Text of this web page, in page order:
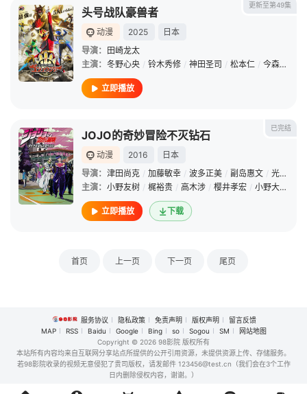
更新至第49集
头号战队豪兽者
动漫 2025
日本
导演：
田崎龙太
主演： 冬野心央 / 铃木秀修 / 神田圣司 / 松本仁 / 今森茉耶
立即播放
已完结
JOJO的奇妙冒险不灭钻石
动漫 2016
日本
导演： 津田尚克 / 加藤敏幸 / 波多正美 / 副岛惠文 / 光田史亮
主演： 小野友树 / 梶裕贵 / 高木涉 / 樱井孝宏 / 小野大辅
立即播放 下载
首页 上一页 下一页 尾页
服务协议 隐私政策 免责声明 版权声明
留言反馈
MAP
RSS Baidu Google Bing so Sogou SM
网站地图
Copyright © 2026 98影院 版权所有
本站所有内容均来自互联网分享站点所提供的公开引用资源，未提供资源上传、存储服务。
若98影院收录的视频无意侵犯了贵司版权，请发邮件 123456@test.cn（我们会在3个工作
日内删除侵权内容，谢谢。）